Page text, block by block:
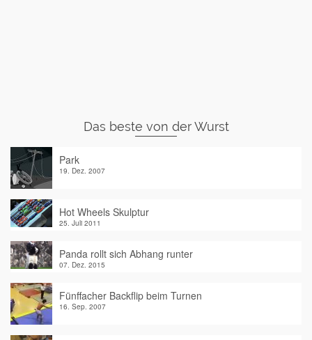
Das beste von der Wurst
Park
19. Dez. 2007
Hot Wheels Skulptur
25. Juli 2011
Panda rollt sich Abhang runter
07. Dez. 2015
Fünffacher Backflip beim Turnen
16. Sep. 2007